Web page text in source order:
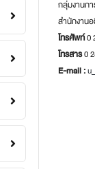
กลุ่มงานก
สำนักงาน
โทรศัพท์0
โทรสาร0
E-mail :